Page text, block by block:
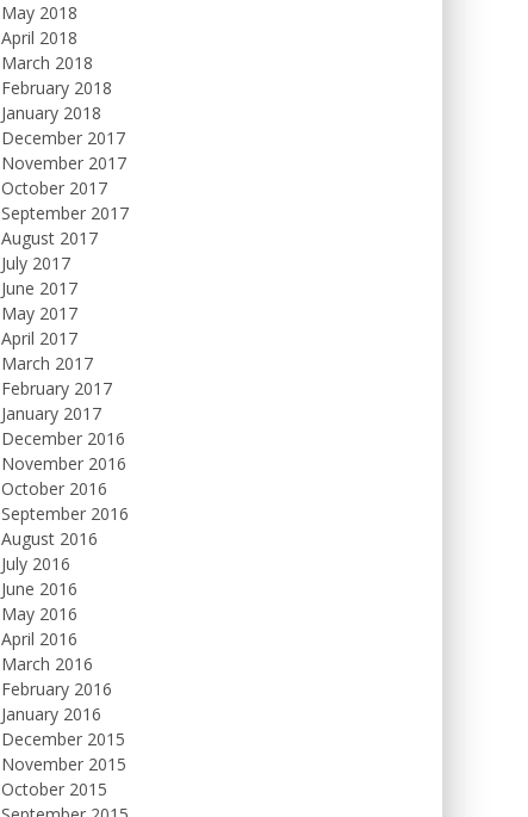
May 2018
April 2018
March 2018
February 2018
January 2018
December 2017
November 2017
October 2017
September 2017
August 2017
July 2017
June 2017
May 2017
April 2017
March 2017
February 2017
January 2017
December 2016
November 2016
October 2016
September 2016
August 2016
July 2016
June 2016
May 2016
April 2016
March 2016
February 2016
January 2016
December 2015
November 2015
October 2015